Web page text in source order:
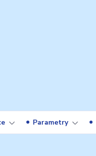
Parametry